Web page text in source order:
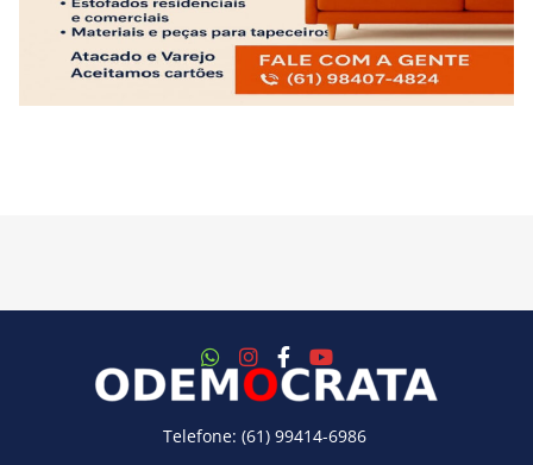
Telefone: (61) 99414-6986